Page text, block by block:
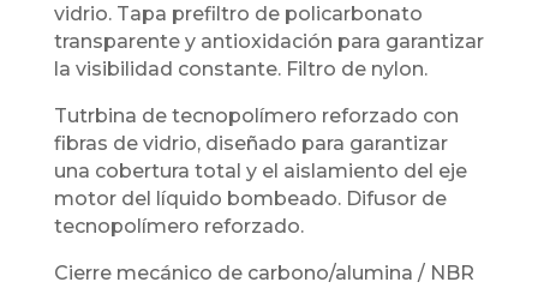
vidrio. Tapa prefiltro de policarbonato
transparente y antioxidación para garantizar
la visibilidad constante. Filtro de nylon.
Tutrbina de tecnopolímero reforzado con
fibras de vidrio, diseñado para garantizar
una cobertura total y el aislamiento del eje
motor del líquido bombeado. Difusor de
tecnopolímero reforzado.
Cierre mecánico de carbono/alumina / NBR